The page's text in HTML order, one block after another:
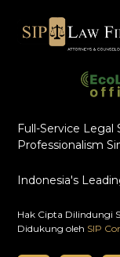
Full-Service
Professionalism
Indonesia's
Hak Cipta Dilindungi
Didukung oleh SIP